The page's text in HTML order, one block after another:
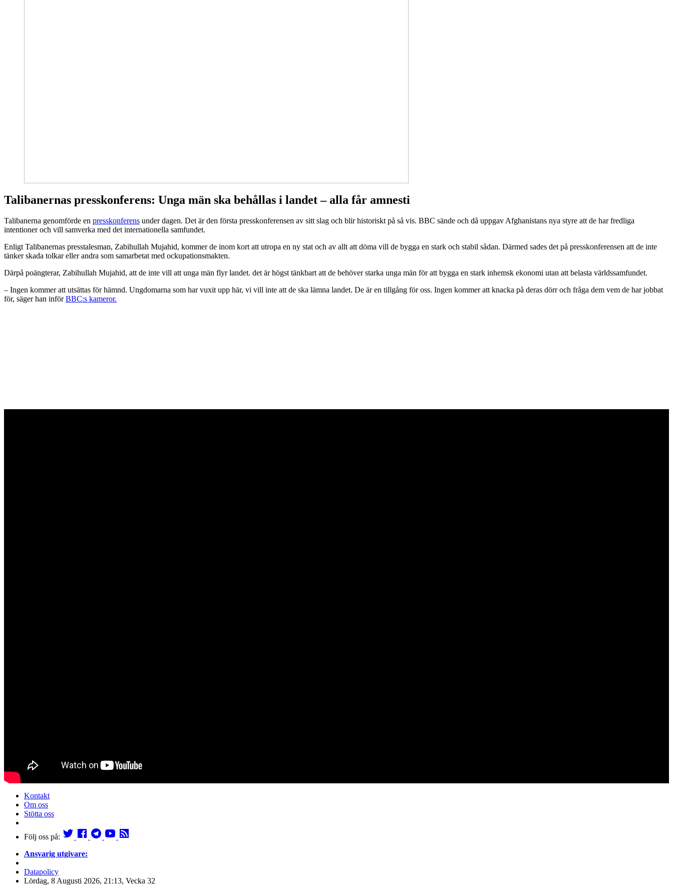
Talibanernas presskonferens: Unga män ska behållas i landet – alla får amnesti
Talibanerna genomförde en presskonferens under dagen. Det är den första presskonferensen av sitt slag och blir historiskt på så vis. BBC sände och då uppgav Afghanistans nya styre att de har fredliga
intentioner och vill samverka med det internationella samfundet.
Enligt Talibanernas presstalesman, Zabihullah Mujahid, kommer de inom kort att utropa en ny stat och av allt att döma vill de bygga en stark och stabil sådan. Därmed sades det på presskonferensen att de inte
tänker skada tolkar eller andra som samarbetat med ockupationsmakten.
Därpå poängterar, Zabihullah Mujahid, att de inte vill att unga män flyr landet. det är högst tänkbart att de behöver starka unga män för att bygga en stark inhemsk ekonomi utan att belasta världssamfundet.
– Ingen kommer att utsättas för hämnd. Ungdomarna som har vuxit upp här, vi vill inte att de ska lämna landet. De är en tillgång för oss. Ingen kommer att knacka på deras dörr och fråga dem vem de har jobbat
för, säger han införBBC:s kameror.
Kontakt
Om oss
Stötta oss
Följ oss på:
Ansvarig utgivare:
Datapolicy
Lördag, 8 Augusti 2026, 21:13, Vecka 32